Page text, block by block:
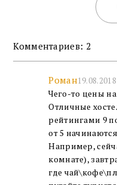
Комментариев: 2
Роман19.08.2018
Чего-то цены
Отличные
рейтингами 9
от 5
Например,
комнате),
где